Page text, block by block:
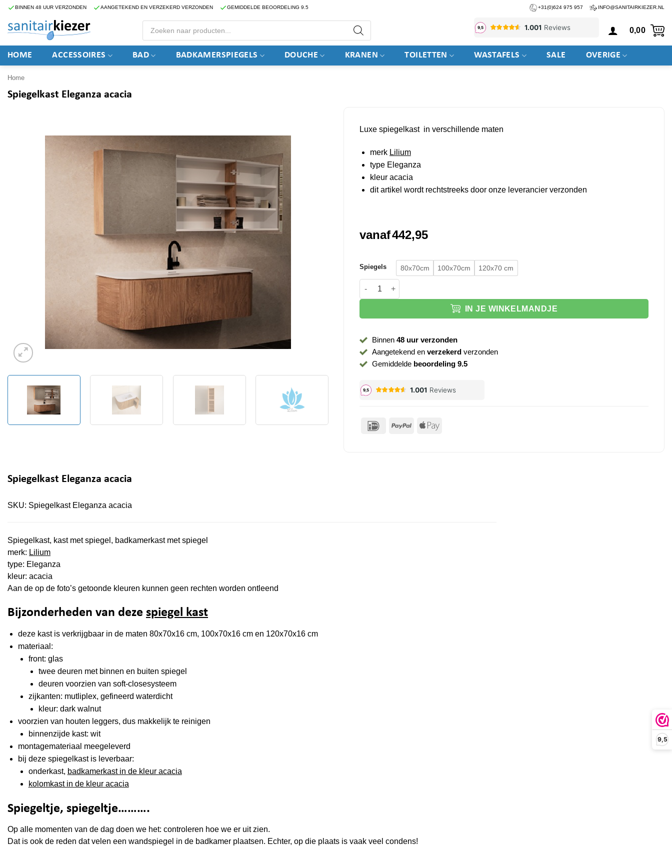
9,5
Ga
inhoud
BINNEN 48 UUR VERZONDEN AANGETEKEND EN VERZEKERD VERZONDEN GEMIDDELDE BEOORDELING 9.5 +31(0)624 975 957 INFO@SANITAIRKIEZER.NL
Producten
zoeken
0,00
HOME ACCESSOIRES BAD BADKAMERSPIEGELS DOUCHE KRANEN TOILETTEN WASTAFELS SALE OVERIGE
Home
Spiegelkast Eleganza acacia
Luxe spiegelkast in verschillende maten
merk Lilium
type Eleganza
kleur acacia
dit artikel wordt rechtstreeks door onze leverancier verzonden
vanaf442,95
Spiegels 80x70cm 100x70cm
120x70 cm
Spiegelkast Eleganza acacia aantal
IN JE WINKELMANDJE
Binnen48 uur verzonden
Aangetekend enverzekerd verzonden
Gemiddelde beoordeling 9.5
IDeal PayPal Apple
Spiegelkast Eleganza acacia
SKU: Spiegelkast Eleganza acacia
Spiegelkast, kast met spiegel, badkamerkast met spiegel
merk: Lilium
type: Eleganza
kleur: acacia
Aan de op de foto’s getoonde kleuren kunnen geen rechten worden ontleend
Bijzonderheden van deze spiegel kast
deze kast is verkrijgbaar in de maten 80x70x16 cm, 100x70x16 cm en 120x70x16 cm
materiaal:
front: glas
twee deuren met binnen en buiten spiegel
deuren voorzien van soft-closesysteem
zijkanten: mutliplex, gefineerd waterdicht
kleur: dark walnut
voorzien van houten leggers, dus makkelijk te reinigen
binnenzijde kast: wit
montagemateriaal meegeleverd
bij deze spiegelkast is leverbaar:
onderkast, badkamerkast in de kleur acacia
kolomkast in de kleur acacia
Spiegeltje, spiegeltje……….
Op alle momenten van de dag doen we het: controleren hoe we er uit zien.
Dat is ook de reden dat velen een wandspiegel in de badkamer plaatsen. Echter, op die plaats is vaak veel condens!